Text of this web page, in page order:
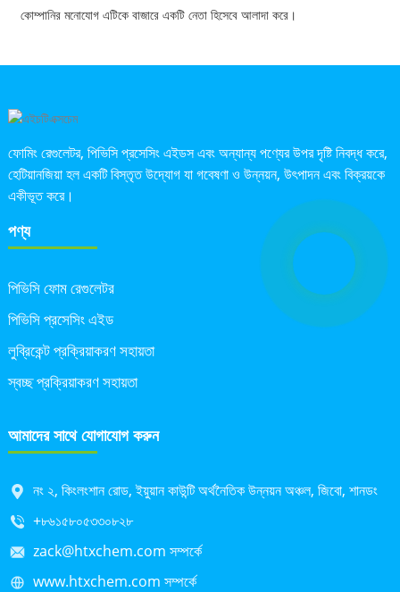
কোম্পানির মনোযোগ এটিকে বাজারে একটি নেতা হিসেবে আলাদা করে।
ফোমিং রেগুলেটর, পিভিসি প্রসেসিং এইডস এবং অন্যান্য পণ্যের উপর দৃষ্টি নিবদ্ধ করে,
হেটিয়ানজিয়া হল একটি বিস্তৃত উদ্যোগ যা গবেষণা ও উন্নয়ন, উৎপাদন এবং বিক্রয়কে
একীভূত করে।
পণ্য
পিভিসি ফোম রেগুলেটর
পিভিসি প্রসেসিং এইড
লুব্রিকেন্ট প্রক্রিয়াকরণ সহায়তা
স্বচ্ছ প্রক্রিয়াকরণ সহায়তা
আমাদের সাথে যোগাযোগ করুন
নং ২, কিংলংশান রোড, ইয়ুয়ান কাউন্টি অর্থনৈতিক উন্নয়ন অঞ্চল, জিবো, শানডং
+৮৬১৫৮০৫৩৩০৮২৮
zack@htxchem.com সম্পর্কে
www.htxchem.com সম্পর্কে